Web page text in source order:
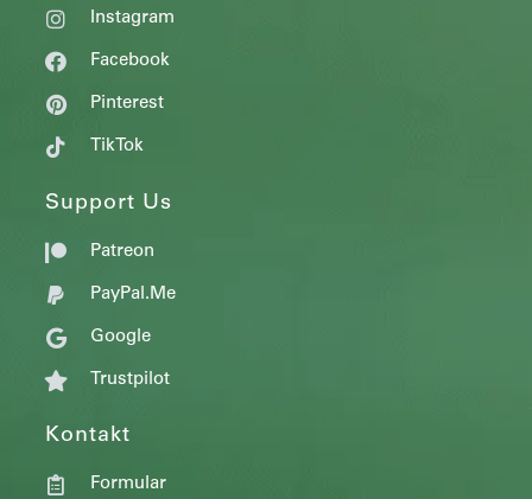
Instagram
Facebook
Pinterest
TikTok
Support Us
Patreon
PayPal.Me
Google
Trustpilot
Kontakt
Formular